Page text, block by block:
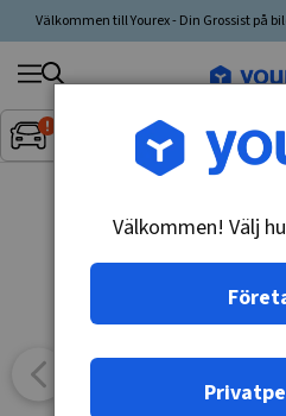
Välkommen till Yourex - Din Grossist på
Inget fordon valt▼
Sök
produkt,
tillverkare,
Välkommen! Välj